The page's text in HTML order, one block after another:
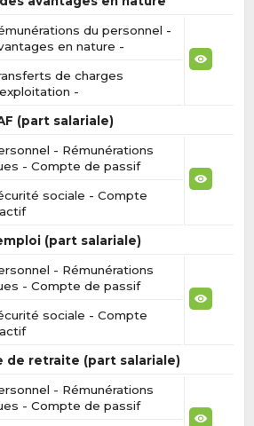
du personnel -
en nature -
de charges
-
(part salariale)
- Rémunérations
- Compte de passif
sociale - Compte
(part salariale)
- Rémunérations
- Compte de passif
sociale - Compte
de retraite (part salariale)
- Rémunérations
- Compte de passif